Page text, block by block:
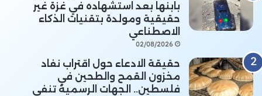
بابنها بعد استشهاده في غزة غير
حقيقية ومولدة بتقنيات الذكاء
الاصطناعي
02/08/2026
حقيقة الادعاء حول اقتراب نفاد
مخزون القمح والطحين في
فلسطين.. الجهات الرسمية تنفي